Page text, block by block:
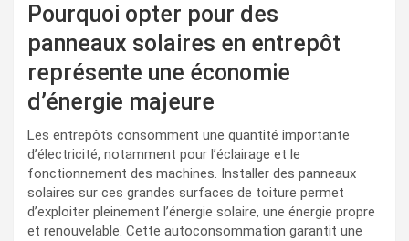
Pourquoi opter pour des
panneaux solaires en entrepôt
représente une économie
d’énergie majeure
Les entrepôts consomment une quantité importante
d’électricité, notamment pour l’éclairage et le
fonctionnement des machines. Installer des panneaux
solaires sur ces grandes surfaces de toiture permet
d’exploiter pleinement l’énergie solaire, une énergie propre
et renouvelable. Cette autoconsommation garantit une